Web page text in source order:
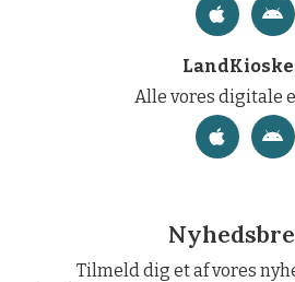
Alle vores digitale
Tilmeld dig et af vores